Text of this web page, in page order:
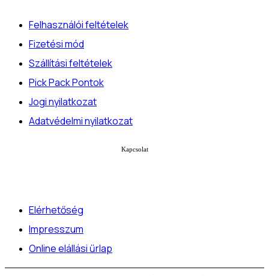
Felhasználói feltételek
Fizetési mód
Szállítási feltételek
Pick Pack Pontok
Jogi nyilatkozat
Adatvédelmi nyilatkozat
Kapcsolat
Elérhetőség
Impresszum
Online elállási űrlap